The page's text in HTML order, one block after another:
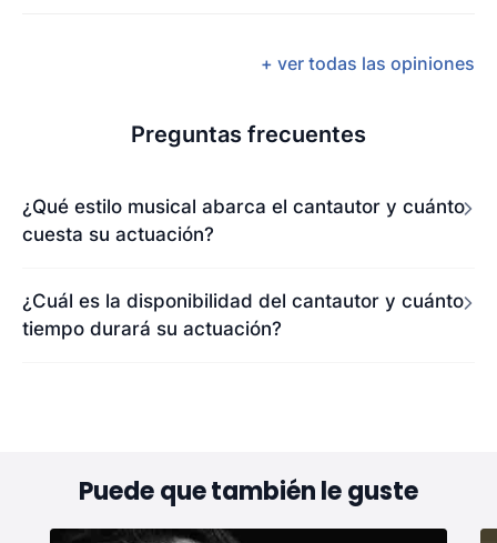
+ ver todas las opiniones
Preguntas frecuentes
¿Qué estilo musical abarca el cantautor y cuánto
cuesta su actuación?
¿Cuál es la disponibilidad del cantautor y cuánto
tiempo durará su actuación?
Puede que también le guste